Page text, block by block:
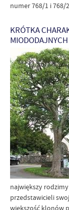
numer 768/1 i 768/
KRÓTKA
MIODODAJNYCH
największy
przedstawicieli
większość klonów